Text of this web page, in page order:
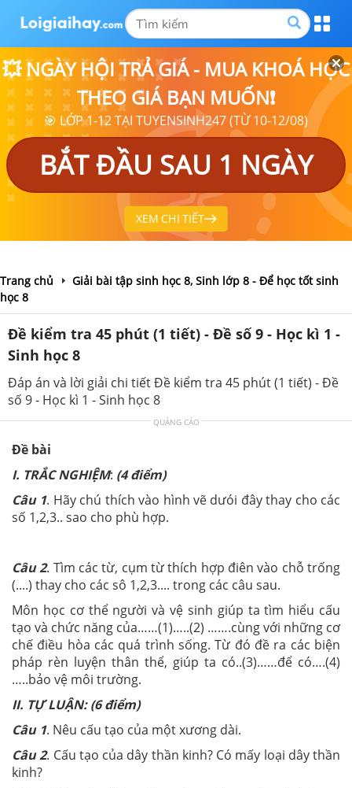
💥 NGÀY HỘI TRẢ GIÁ - MUA KHOÁ HỌC
THEO GIÁ BẠN MUỐN❗
🎯 LỚP 1-12 TẠI TUYENSINH247 (TỪ 10-12/08)
BẮT ĐẦU SAU 1 NGÀY
XEM CHI TIẾT
Trang chủ
Giải bài tập sinh học 8, Sinh lớp 8 - Để học tốt sinh
học 8
Đề kiểm tra 45 phút (1 tiết) - Đề số 9 - Học kì 1 -
Sinh học 8
Đáp án và lời giải chi tiết Đề kiểm tra 45 phút (1 tiết) - Đề
số 9 - Học kì 1 - Sinh học 8
QUẢNG CÁO
Đề bài
I. TRẮC NGHIỆM: (4 điểm)
Câu 1. Hãy chú thích vào hình vẽ dưói đây thay cho các
số 1,2,3.. sao cho phù hợp.
Câu 2. Tìm các từ, cụm từ thích hợp điên vào chỗ trống
(....) thay cho các sô 1,2,3.... trong các câu sau.
Môn học cơ thể người và vệ sinh giúp ta tìm hiểu cấu
tạo và chức năng của……(1)…..(2) …….cùng với những cơ
chế điều hòa các quá trình sống. Từ đó đề ra các biện
pháp rèn luyện thân thể, giúp ta có..(3)……để có….(4)
…..bảo vệ môi trường.
II. TỰ LUẬN: (6điểm)
Câu 1. Nêu cấu tạo của một xương dài.
Câu 2. Cấu tạo của dây thần kinh? Có mấy loại dây thần
kinh?